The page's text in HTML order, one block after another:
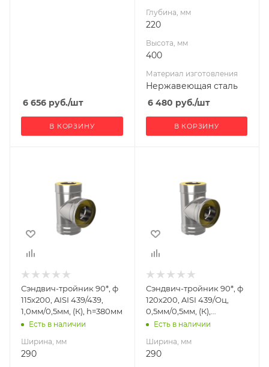
6 656 руб./шт
В КОРЗИНУ
Глубина, мм
220
Высота, мм
400
Материал изготовления
Нержавеющая сталь
6 480 руб./шт
В КОРЗИНУ
Глубина, мм
380
Материал
Нержавеющая
сталь
Производитель
УМК
Сэндвич-тройник 90*, ф
115х200, AISI 439/439,
1,0мм/0,5мм, (К), h=380мм
Есть в наличии
Ширина, мм
290
Глубина, мм
380
Материал
Нержавеющая
сталь/
Оцинкованная
сталь
УМК
Сэндвич-тройник 90*, ф
120х200, AISI 439/Оц,
0,5мм/0,5мм, (К),
h=380мм
Есть в наличии
Ширина, мм
290